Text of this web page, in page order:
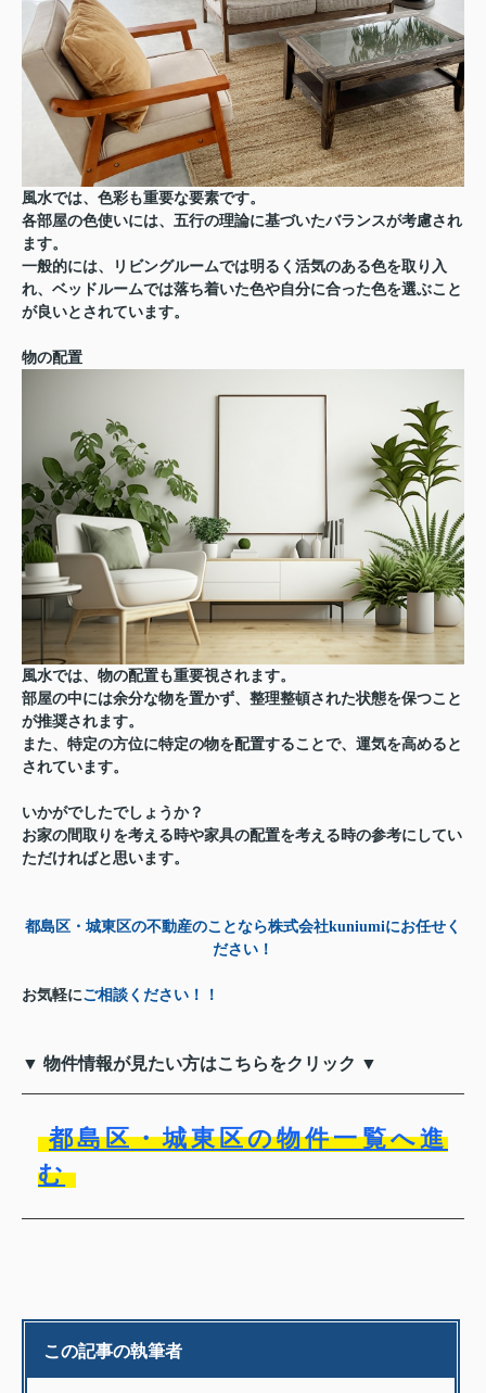
風水では、色彩も重要な要素です。
各部屋の色使いには、五行の理論に基づいたバランスが考慮され
ます。
一般的には、リビングルームでは明るく活気のある色を取り入
れ、ベッドルームでは落ち着いた色や自分に合った色を選ぶこと
が良いとされています。
物の配置
風水では、物の配置も重要視されます。
部屋の中には余分な物を置かず、整理整頓された状態を保つこと
が推奨されます。
また、特定の方位に特定の物を配置することで、運気を高めると
されています。
いかがでしたでしょうか？
お家の間取りを考える時や家具の配置を考える時の参考にしてい
ただければと思います。
都島区・城東区の不動産のことなら株式会社kuniumiにお任せく
ださい！
お気軽にご相談ください！！
▼ 物件情報が見たい方はこちらをクリック ▼
都島区・城東区の物件一覧へ進
む
この記事の執筆者